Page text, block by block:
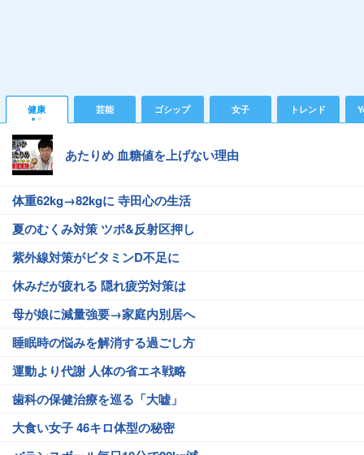
健康 芸能 ゴシップ 女子 トレンド
あたりめ 血糖値を上げない理由
体重62kg→82kgに 寺田心の生活
夏のむくみ対策 ツボ&反射区押し
紫外線対策がビタミンD不足に
休みだが疲れる 隠れ疲労対策は
母が娘に減量強要→家庭内別居へ
睡眠時の悩みを解消する過ごし方
運動より代謝 人体の省エネ戦略
歯科の保健治療を巡る「大嘘」
大食い女子 46キロ体型の秘密